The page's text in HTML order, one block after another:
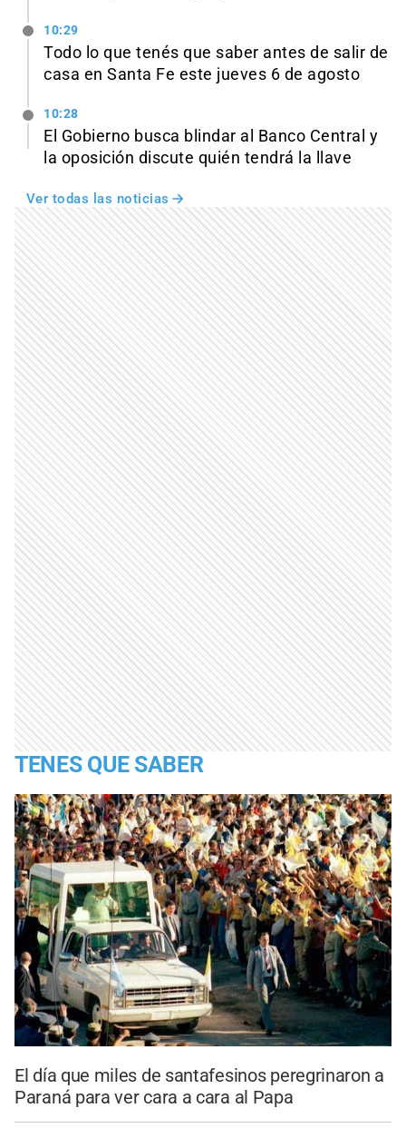
10:29
Todo lo que tenés que saber antes de salir de
casa en Santa Fe este jueves 6 de agosto
10:28
El Gobierno busca blindar al Banco Central y
la oposición discute quién tendrá la llave
Ver todas las noticias
TENES QUE SABER
El día que miles de santafesinos peregrinaron a
Paraná para ver cara a cara al Papa